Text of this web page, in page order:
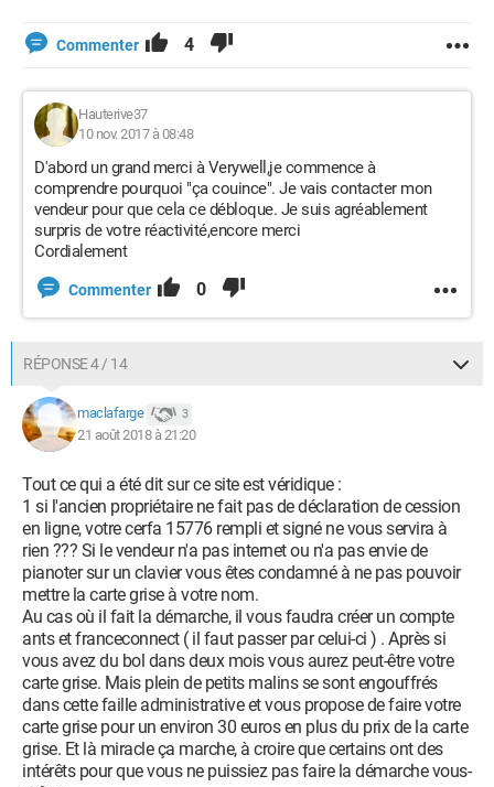
Commenter 4
Hauterive37
10 nov. 2017 à 08:48
D'abord un grand merci à Verywell,je commence à
comprendre pourquoi "ça couince". Je vais contacter mon
vendeur pour que cela ce débloque. Je suis agréablement
surpris de votre réactivité,encore merci
Cordialement
Commenter 0
RÉPONSE 4 / 14
maclafarge 3
21 août 2018 à 21:20
Tout ce qui a été dit sur ce site est véridique :
1 si l'ancien propriétaire ne fait pas de déclaration de cession
en ligne, votre cerfa 15776 rempli et signé ne vous servira à
rien ??? Si le vendeur n'a pas internet ou n'a pas envie de
pianoter sur un clavier vous êtes condamné à ne pas pouvoir
mettre la carte grise à votre nom.
Au cas où il fait la démarche, il vous faudra créer un compte
ants et franceconnect ( il faut passer par celui-ci ) . Après si
vous avez du bol dans deux mois vous aurez peut-être votre
carte grise. Mais plein de petits malins se sont engouffrés
dans cette faille administrative et vous propose de faire votre
carte grise pour un environ 30 euros en plus du prix de la carte
grise. Et là miracle ça marche, à croire que certains ont des
intérêts pour que vous ne puissiez pas faire la démarche vous-